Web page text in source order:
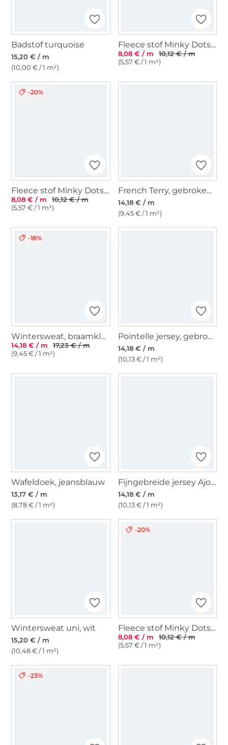
Badstof turquoise
15,20 € / m
(10,00 € / 1 m²)
Fleece stof Minky Dots, lichtgeel
8,08 € / m
10,12 € / m
(5,57 € / 1 m²)
-20%
Fleece stof Minky Dots, mintgroen
8,08 € / m
10,12 € / m
(5,57 € / 1 m²)
French Terry, gebroken wit
14,18 € / m
(9,45 € / 1 m²)
-18%
Wintersweat, braamkleurig
14,18 € / m
17,23 € / m
(9,45 € / 1 m²)
Pointelle jersey, gebroken wit
14,18 € / m
(10,13 € / 1 m²)
Wafeldoek, jeansblauw
13,17 € / m
(8,78 € / 1 m²)
Fijngebreide jersey Ajour, oudgroen
14,18 € / m
(10,13 € / 1 m²)
Wintersweat uni, wit
15,20 € / m
(10,48 € / 1 m²)
-20%
Fleece stof Minky Dots, zilvergrijs
8,08 € / m
10,12 € / m
(5,57 € / 1 m²)
-23%